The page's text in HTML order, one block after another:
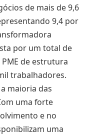
de mais de 9,6
9,4 por
por um total de
de estrutura
trabalhadores.
maioria das
uma forte
e no
uma